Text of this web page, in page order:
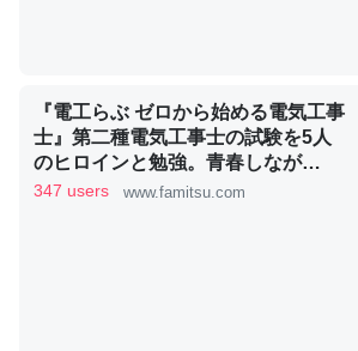
昆虫ってカルシウム少ないのか。知らん
コオロギのカルシウム分はエビの600分
─ニュース :: 【研究発表】昆虫学の大問題＝「
『電工らぶ ゼロから始める電気工事
士』第二種電気工事士の試験を5人
のヒロインと勉強。青春しなが
ら“過去問1000問”や“本番形式CBT
347 users www.famitsu.com